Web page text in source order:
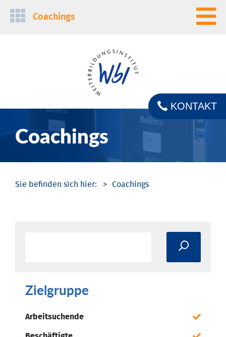
Navigation
Coachings
Coachings
KONTAKT
Coachings
Zielgruppe
Arbeitsuchende